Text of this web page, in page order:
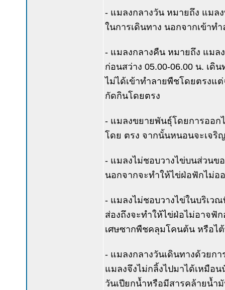
- แมลงกลางวัน หมายถึง แมล
ในการเดินทาง นอกจากเข้าท
- แมลงกลางคืน หมายถึง แมล
ก่อนสว่าง 05.00-06.00 น. เดิ
ไม่ได้เข้าทำลายพืชโดยตรงแ
กัดกินโดยตรง
- แมลงขยายพันธุ์โดยการออ
โดย ตรง จากนั้นหนอนจะเจริ
- แมลงไม่ชอบวางไข่บนส่วนข
นอกจากจะทำให้ไข่ฝ่อฟักไม่อ
- แมลงไม่ชอบวางไข่ในบริเว
ส่องถึงจะทำให้ไข่ฝ่อไม่อาจฟั
เศษซากพืชคลุมโคนต้น หรือไ
- แมลงกลางวันเดินทางด้วยก
แมลงจึงไม่กลิ้งไปมาได้เหมือ
วันเปียกน้ำหรือมีสารคล้ายน้ำ